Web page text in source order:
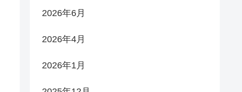
2026年6月
2026年4月
2026年1月